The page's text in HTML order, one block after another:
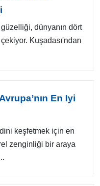
dünyanın dört
Kuşadası'ndan
En Iyi
keşfetmek için en
zenginliği bir araya